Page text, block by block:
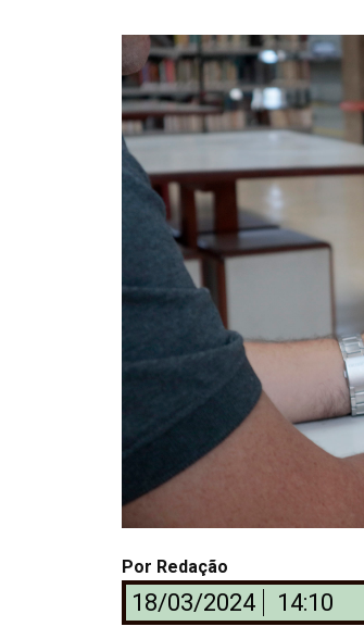
Por Redação
18/03/2024 14:10